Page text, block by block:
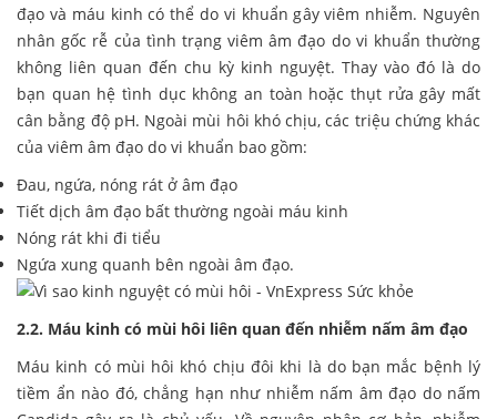
đạo và máu kinh có thể do vi khuẩn gây viêm nhiễm. Nguyên
nhân gốc rễ của tình trạng viêm âm đạo do vi khuẩn thường
không liên quan đến chu kỳ kinh nguyệt. Thay vào đó là do
bạn quan hệ tình dục không an toàn hoặc thụt rửa gây mất
cân bằng độ pH. Ngoài mùi hôi khó chịu, các triệu chứng khác
của viêm âm đạo do vi khuẩn bao gồm:
Đau, ngứa, nóng rát ở âm đạo
Tiết dịch âm đạo bất thường ngoài máu kinh
Nóng rát khi đi tiểu
Ngứa xung quanh bên ngoài âm đạo.
2.2. Máu kinh có mùi hôi liên quan đến nhiễm nấm âm đạo
Máu kinh có mùi hôi khó chịu đôi khi là do bạn mắc bệnh lý
tiềm ẩn nào đó, chẳng hạn như nhiễm nấm âm đạo do nấm